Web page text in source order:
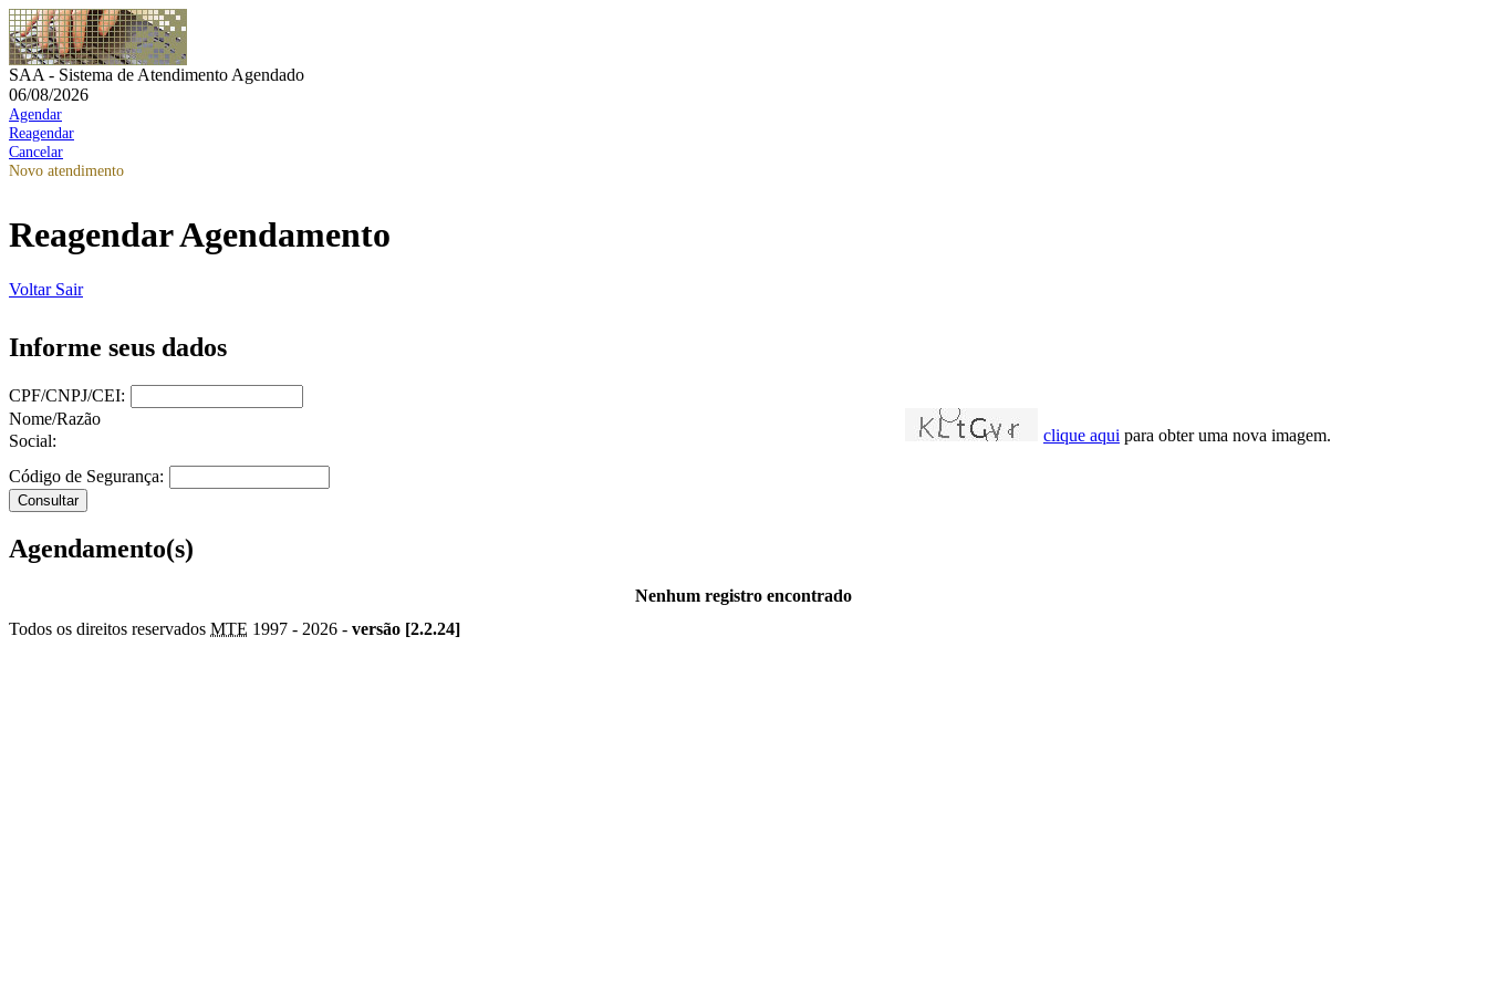
SAA - Sistema de Atendimento Agendado
06/08/2026
Agendar
Reagendar
Cancelar
Novo atendimento
Reagendar Agendamento
Voltar Sair
Informe seus dados
CPF/CNPJ/CEI:
Nome/Razão
Social:
clique aqui para obter uma nova imagem.
Código de Segurança:
Agendamento(s)
Nenhum registro encontrado
Todos os direitos reservados MTE 1997 - 2026 - versão [2.2.24]